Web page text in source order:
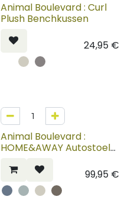
Animal Boulevard : Curl
Plush Benchkussen
24,95€
Animal Boulevard :
HOME&AWAY Autostoel
99,95€